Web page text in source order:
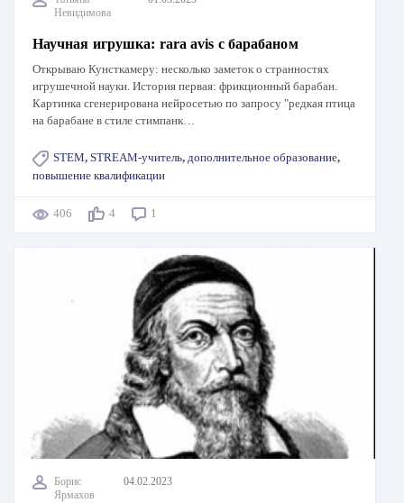
Невидимова
Научная игрушка: rara avis с барабаном
Открываю Кунсткамеру: несколько заметок о странностях
игрушечной науки. История первая: фрикционный барабан.
Картинка сгенерирована нейросетью по запросу "редкая птица
на барабане в стиле стимпанк…
STEM, STREAM-учитель, дополнительное образование,
повышение квалификации
406 4 1
Борис
Ярмахов
04.02.2023